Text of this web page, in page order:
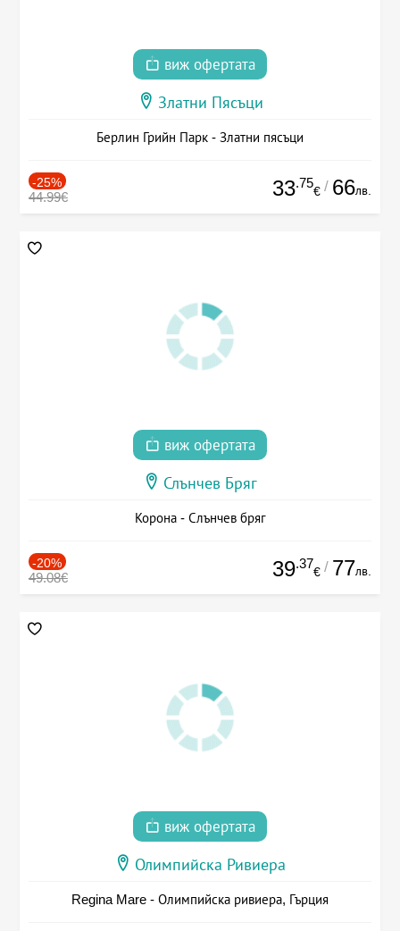
виж офертата
Златни Пясъци
Берлин Грийн Парк - Златни пясъци
-25%
44.99€ 33.75
€ / 66лв.
виж офертата
Слънчев Бряг
Корона - Слънчев бряг
-20%
49.08€ 39.37
€ / 77лв.
виж офертата
Олимпийска Ривиера
Regina Mare - Олимпийска ривиера, Гърция